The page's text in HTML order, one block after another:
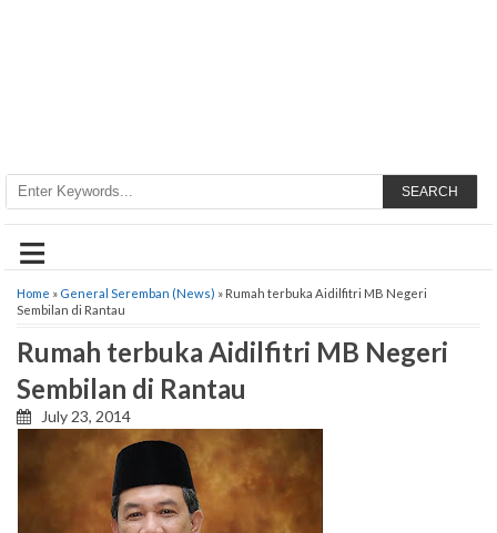
SEARCH
≡
Home » General Seremban (News) » Rumah terbuka Aidilfitri MB Negeri
Sembilan di Rantau
Rumah terbuka Aidilfitri MB Negeri
Sembilan di Rantau
July 23, 2014